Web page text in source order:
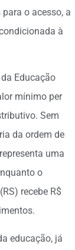
o acesso, a
à
Educação
mínimo per
Sem
da ordem de
uma
o
recebe R$
educação, já